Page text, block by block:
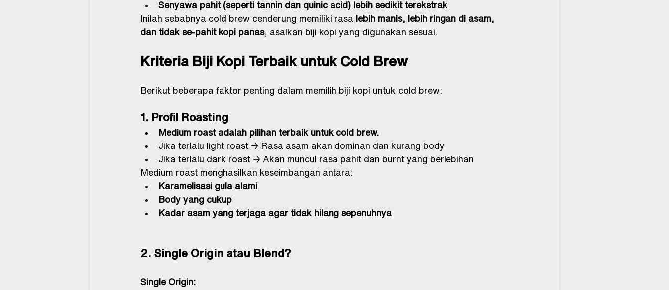
Senyawa pahit (seperti tannin dan quinic acid) lebih sedikit terekstrak
Inilah sebabnya cold brew cenderung memiliki rasa
lebih manis, lebih ringan di asam,
dan tidak se-pahit kopi panas, asalkan biji kopi yang digunakan sesuai.
Kriteria Biji Kopi Terbaik untuk Cold Brew
Berikut beberapa faktor penting dalam memilih biji kopi untuk cold brew:
1. Profil Roasting
Medium roast adalah pilihan terbaik untuk cold brew.
Jika terlalu light roast → Rasa asam akan dominan dan kurang body
Jika terlalu dark roast → Akan muncul rasa pahit dan burnt yang berlebihan
Medium roast menghasilkan keseimbangan antara:
Karamelisasi gula alami
Body yang cukup
Kadar asam yang terjaga agar tidak hilang sepenuhnya
2. Single Origin atau Blend?
Single Origin: